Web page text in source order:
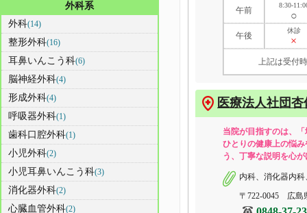
午前
8:30-
○
午後
休診
×
上記は受付
医療法人社団
当院が目指すのは、
ひとりの健康上の悩
う、丁寧な説明を心
内科、消化器内
〒722-0045 広島
外科系
外科(14)
整形外科(16)
耳鼻いんこう科(6)
脳神経外科(4)
形成外科(4)
呼吸器外科(1)
歯科口腔外科(1)
小児外科(2)
小児耳鼻いんこう科(3)
消化器外科(2)
心臓血管外科(2)